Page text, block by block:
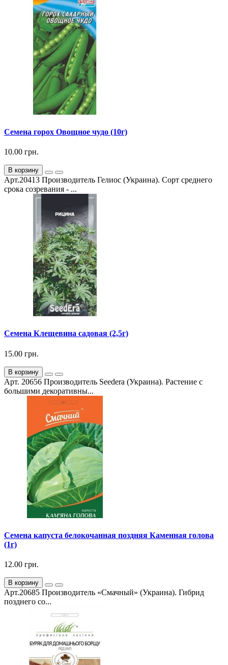
Семена горох Овощное чудо (10г)
10.00 грн.
В корзину
Арт.20413 Производитель Гелиос (Украина). Сорт среднего
срока созревания - ...
Семена Клещевина садовая (2,5г)
15.00 грн.
В корзину
Арт. 20656 Производитель Seedera (Украина). Растение с
большими декоративны...
Семена капуста белокочанная поздняя Каменная голова
(1г)
12.00 грн.
В корзину
Арт.20685 Производитель «Смачный» (Украина). Гибрид
позднего со...